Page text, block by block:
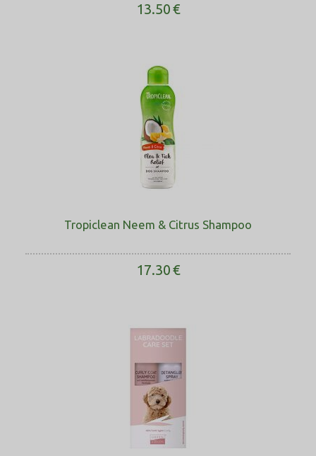
13.50€
Tropiclean Neem & Citrus Shampoo
17.30€